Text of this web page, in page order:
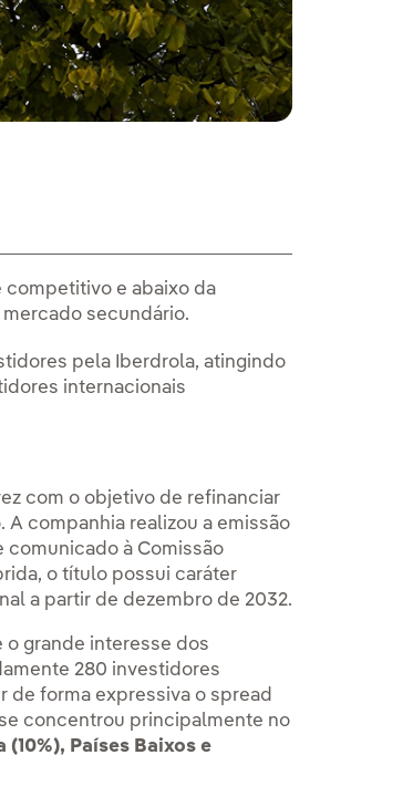
competitivo e abaixo da
secundário.
pela Iberdrola, atingindo
internacionais
com o objetivo de refinanciar
companhia realizou a emissão
comunicado à Comissão
o título possui caráter
a partir de dezembro de 2032.
grande interesse dos
280 investidores
de forma expressiva o spread
concentrou principalmente no
(10%), Países Baixos e